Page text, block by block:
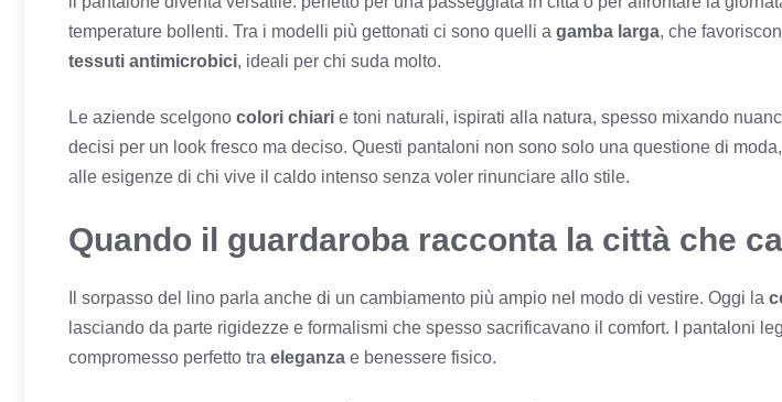
temperature bollenti. Tra i modelli più gettonati ci sono quelli a gamba larga, che
tessuti antimicrobici, ideali per chi suda molto.
Le aziende scelgono colori chiari e toni naturali, ispirati alla natura, spesso mixando
decisi per un look fresco ma deciso. Questi pantaloni non sono solo una questione di
alle esigenze di chi vive il caldo intenso senza voler rinunciare allo stile.
Quando il guardaroba racconta la città che
Il sorpasso del lino parla anche di un cambiamento più ampio nel modo di vestire. Oggi la
lasciando da parte rigidezze e formalismi che spesso sacrificavano il comfort. I pantaloni
compromesso perfetto tra eleganza e benessere fisico.